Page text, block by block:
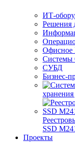
ИТ-
Решения
СУБД
Бизнес-
SSD
Проекты